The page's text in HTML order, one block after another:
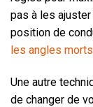
pas à les
position de
les angles morts
Une autre
de changer de